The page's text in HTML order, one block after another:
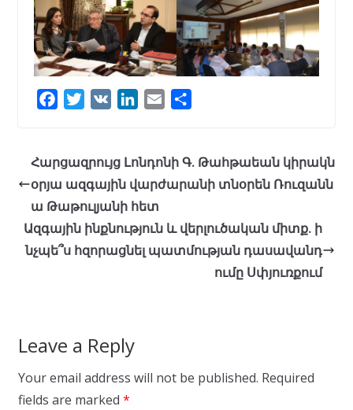
e
b
o
o
k
t
t
e
r
k
e
d
I
i
l
r
e
Հարցազրույց Լոնդոնի Գ. Թահթաեան կիրակն
օրյա ազգային վարժարանի տնօրեն Ռուզանն
ա Թաթուլյանի հետ
Ազգային ինքնություն և վերլուծական միտք. ի
նչպե՞ս հզորացնել պատմության դասավանդ
ումը Սփյուռքում
Leave a Reply
Your email address will not be published. Required
fields are marked *